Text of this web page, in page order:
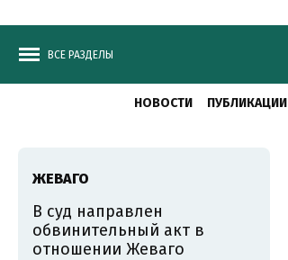
ВСЕ РАЗДЕЛЫ
НОВОСТИ ПУБЛИКАЦИИ
ЖЕВАГО
В суд направлен
обвинительный акт в
отношении Жеваго